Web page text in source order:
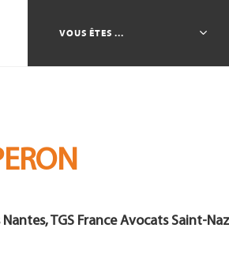
VOUS ÊTES ...
TGS France Avocats Saint-